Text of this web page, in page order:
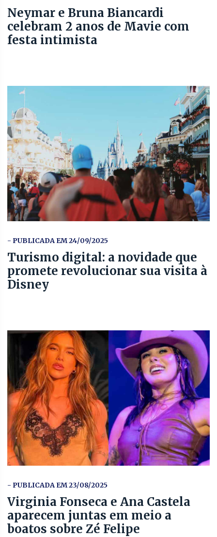
Neymar e Bruna Biancardi
celebram 2 anos de Mavie com
festa intimista
- PUBLICADA EM 24/09/2025
Turismo digital: a novidade que
promete revolucionar sua visita à
Disney
- PUBLICADA EM 23/08/2025
Virginia Fonseca e Ana Castela
aparecem juntas em meio a
boatos sobre Zé Felipe